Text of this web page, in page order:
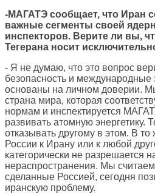
-МАГАТЭ сообщает, что Иран
важные сегменты своей
инспекторов. Верите ли вы,
Тегерана носит
- Я не думаю, что это вопрос
безопасность и международные
основаны на личном доверии.
страна мира, которая
нормам и инспектируется
развивать атомную энергетику.
отказывать другому в этом. В
России к Ирану или к любой
категорически не разрешается
нераспространения. Мы
сделанные Россией, сегодня
иранскую проблему.